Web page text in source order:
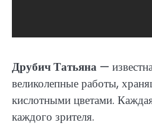
Друбич Татьяна —
великолепные работы,
кислотными цветами.
каждого зрителя.